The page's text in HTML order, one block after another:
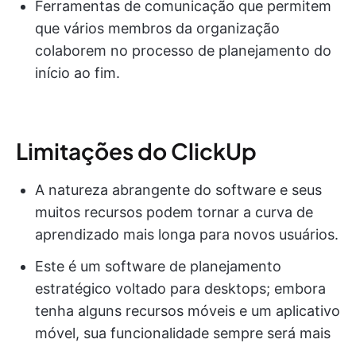
Ferramentas de comunicação que permitem
que vários membros da organização
colaborem no processo de planejamento do
início ao fim.
Limitações do ClickUp
A natureza abrangente do software e seus
muitos recursos podem tornar a curva de
aprendizado mais longa para novos usuários.
Este é um software de planejamento
estratégico voltado para desktops; embora
tenha alguns recursos móveis e um aplicativo
móvel, sua funcionalidade sempre será mais